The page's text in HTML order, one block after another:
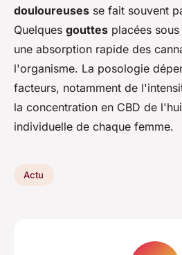
douloureuses se fait souvent
Quelques gouttes placées
une absorption rapide des
l'organisme. La posologie
facteurs, notamment de
la concentration en CBD de
individuelle de chaque femme.
Actu